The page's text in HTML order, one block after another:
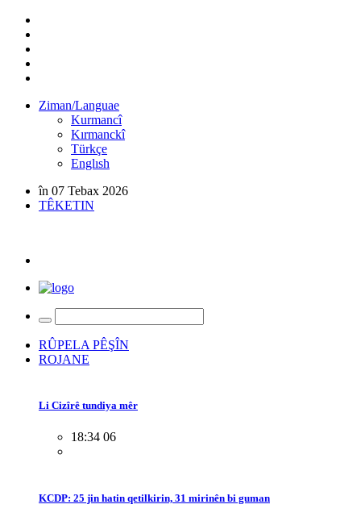
Ziman/Languae
Kurmancî
Kırmanckî
Türkçe
Englısh
în 07 Tebax 2026
TÊKETIN
RÛPELA PÊŞÎN
ROJANE
Li Cizîrê tundiya mêr
18:34 06
KCDP: 25 jin hatin qetilkirin, 31 mirinên bi guman